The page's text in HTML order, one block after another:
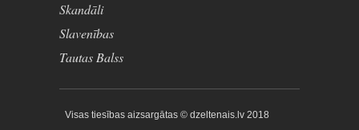
Skandāli
Slavenības
Tautas Balss
Visas tiesības aizsargātas © dzeltenais.lv 2018